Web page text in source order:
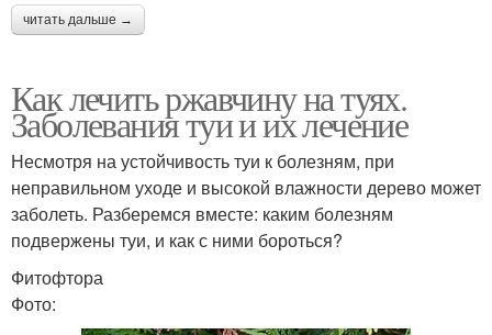
читать дальше →
Как лечить ржавчину на туях.
Заболевания туи и их лечение
Несмотря на устойчивость туи к болезням, при
неправильном уходе и высокой влажности дерево может
заболеть. Разберемся вместе: каким болезням
подвержены туи, и как с ними бороться?
Фитофтора
Фото: